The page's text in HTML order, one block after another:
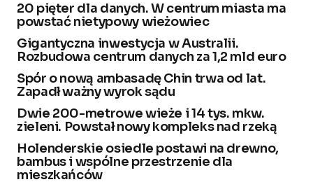
20 pięter dla danych. W centrum miasta ma
powstać nietypowy wieżowiec
Gigantyczna inwestycja w Australii.
Rozbudowa centrum danych za 1,2 mld euro
Spór o nową ambasadę Chin trwa od lat.
Zapadł ważny wyrok sądu
Dwie 200-metrowe wieże i 14 tys. mkw.
zieleni. Powstał nowy kompleks nad rzeką
Holenderskie osiedle postawi na drewno,
bambus i wspólne przestrzenie dla
mieszkańców